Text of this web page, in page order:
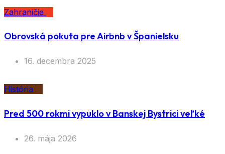
Zahraničie
Obrovská pokuta pre Airbnb v Španielsku
16. decembra 2025
História
Pred 500 rokmi vypuklo v Banskej Bystrici veľké
26. mája 2026